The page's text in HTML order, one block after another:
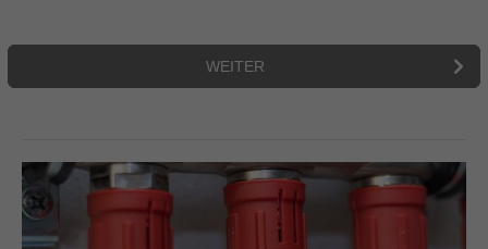
About us